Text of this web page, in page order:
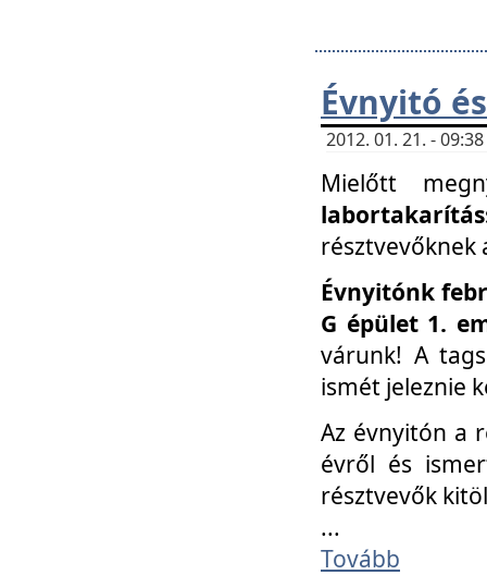
Évnyitó
2012. 01. 21. -
Mielőtt
labortakarítás
résztvevőknek
Évnyitónk
G épület 1.
várunk! A
ismét jeleznie
Az évnyitón a
évről és
résztvevők
...
Tovább